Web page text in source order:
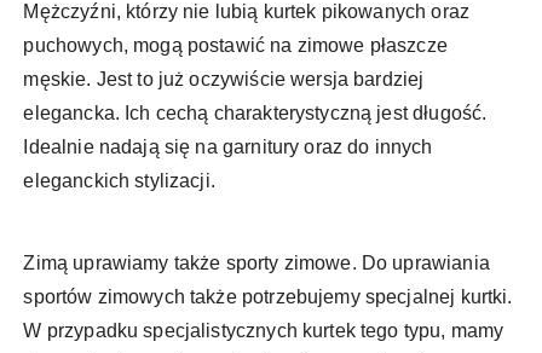
Mężczyźni, którzy nie lubią kurtek pikowanych oraz
puchowych, mogą postawić na zimowe płaszcze
męskie. Jest to już oczywiście wersja bardziej
elegancka. Ich cechą charakterystyczną jest długość.
Idealnie nadają się na garnitury oraz do innych
eleganckich stylizacji.
Zimą uprawiamy także sporty zimowe. Do uprawiania
sportów zimowych także potrzebujemy specjalnej kurtki.
W przypadku specjalistycznych kurtek tego typu, mamy